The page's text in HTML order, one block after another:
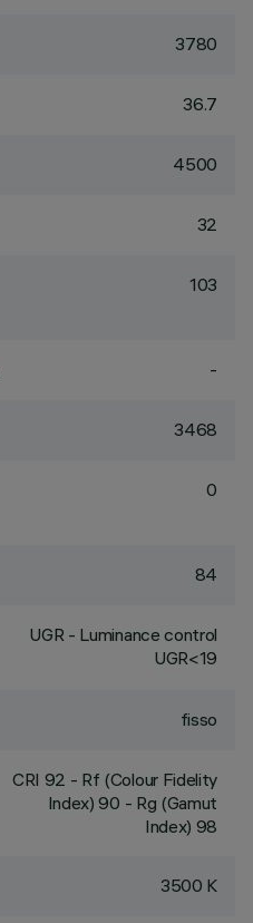
3780
36.7
4500
32
103
-
3468
0
84
UGR - Luminance control
UGR<19
fisso
CRI 92 - Rf (Colour Fidelity
Index) 90 - Rg (Gamut
Index) 98
3500 K